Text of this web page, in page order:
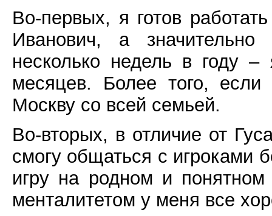
Во-первых, я готов
Иванович, а
несколько недель в году –
месяцев. Более того,
Москву со всей семьей.
Во-вторых, в отличие от
смогу общаться с игроками
игру на родном и
менталитетом у меня все